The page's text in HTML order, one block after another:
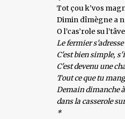
Tot çou k’vos
Dimin dîmègne a
O l’cas’role su
Le fermier
C'est bien simple,
C'est devenu une
Tout ce que tu
Demain dimanche
dans la casserole
*